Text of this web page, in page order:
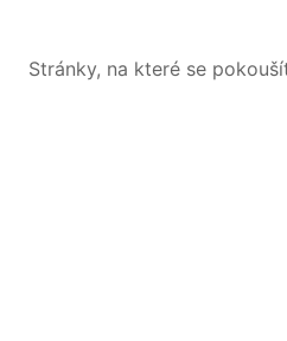
Stránky, na které se